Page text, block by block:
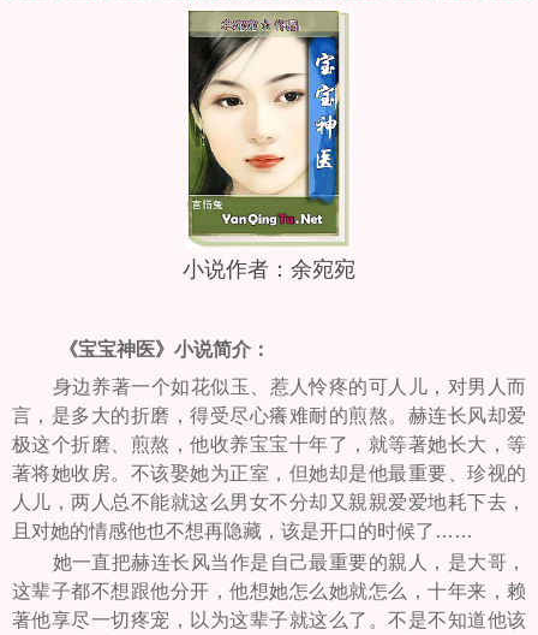
小说作者：余宛宛
《宝宝神医》小说简介：
身边养著一个如花似玉、惹人怜疼的可人儿，对男人而
言，是多大的折磨，得受尽心癢难耐的煎熬。赫连长风却爱
极这个折磨、煎熬，他收养宝宝十年了，就等著她长大，等
著将她收房。不该娶她为正室，但她却是他最重要、珍视的
人儿，两人总不能就这么男女不分却又親親爱爱地耗下去，
且对她的情感他也不想再隐藏，该是开口的时候了……
她一直把赫连长风当作是自己最重要的親人，是大哥，
这辈子都不想跟他分开，他想她怎么她就怎么，十年来，赖
著他享尽一切疼宠，以为这辈子就这么了。不是不知道他该